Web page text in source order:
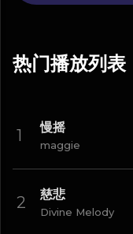
热门播放列表
慢摇
maggie
慈悲
Divine Melody